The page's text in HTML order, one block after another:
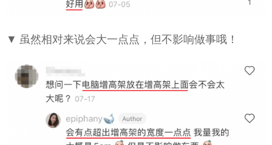
▼ 虽然相对来说会大一点点，但不影响做事哦！